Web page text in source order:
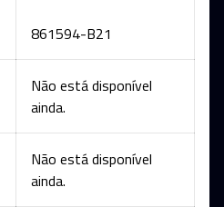
861594-B21
Não está disponível
ainda.
Não está disponível
ainda.